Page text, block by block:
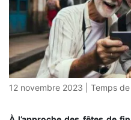
12 novembre 2023 Temps